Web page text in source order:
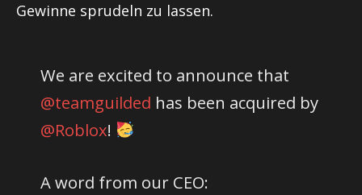
Gewinne sprudeln zu lassen.
We are excited to announce that
@teamguilded has been acquired by
@Roblox!
A word from our CEO: